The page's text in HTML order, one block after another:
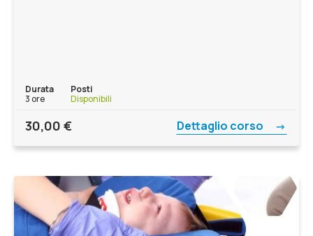
Durata
3 ore
Posti
Disponibili
30,00 € Dettaglio corso